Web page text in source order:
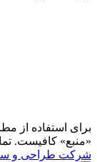
برای استفاده از
«منبع» کافیست.
شرکت طراحی و